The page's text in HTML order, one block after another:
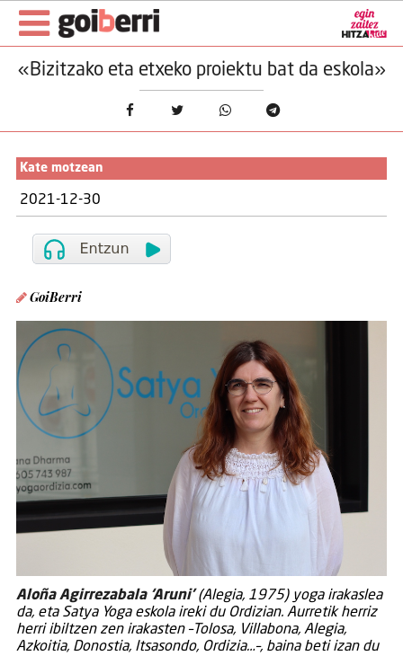
«Bizitzako eta etxeko proiektu bat da eskola»
Kate motzean
2021-12-30
GoiBerri
Aloña Agirrezabala ‘Aruni’(Alegia, 1975) yoga irakaslea
da, eta Satya Yoga eskola ireki du Ordizian. Aurretik herriz
herri ibiltzen zen irakasten –Tolosa, Villabona, Alegia,
Azkoitia, Donostia, Itsasondo, Ordizia…–, baina beti izan du